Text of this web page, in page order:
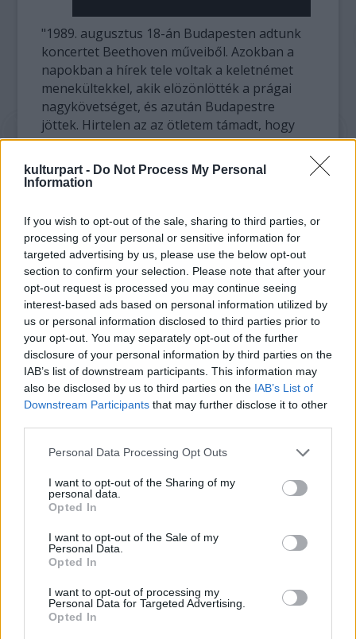
kulturpart - Do Not Process My Personal
Information
If you wish to opt-out of the sale, sharing to third parties, or
processing of your personal or sensitive information for
targeted advertising by us, please use the below opt-out
section to confirm your selection. Please note that after your
opt-out request is processed you may continue seeing
interest-based ads based on personal information utilized by
us or personal information disclosed to third parties prior to
your opt-out. You may separately opt-out of the further
disclosure of your personal information by third parties on the
IAB’s list of downstream participants. This information may
also be disclosed by us to third parties on the IAB’s List of
Downstream Participants that may further disclose it to other
Please note that this website/app uses one or more Google
not limited to your visit or usage behaviour. You may click to
grant or deny consent to Google and its third-party tags to
use your data for below specified purposes in below Google
consent section.
Personal Data Processing Opt Outs
I want to opt-out of the Sharing of my
personal data.
Opted In
I want to opt-out of the Sale of my
Personal Data.
Opted In
I want to opt-out of processing my
Personal Data for Targeted Advertising.
Opted In
"1989. augusztus 18-án Budapesten adtunk
koncertet Beethoven műveiből. Azokban a
napokban a hírek tele voltak a keletnémet
menekültekkel, akik elözönlötték a prágai
nagykövetséget, és azután Budapestre
jöttek. Hirtelen az az ötletem támadt, hogy
hadd hallgassanak Beethovent, és
felajánlottunk nekik négyszáz ingyen jegyet"
- emlékezett vissza Fischer Iván.
megtelt nyugatnémet diplomatákkal, akik
nagyszerű gesztusnak tartották a felajánlást,
mert, mint mondták, mindenki csak beszél
ezekről a keletnémetekről, de nem tesz
semmit értük. A koncert végén arra kérték
ezt a négyszáz fiatalt, hogy másnap reggel
menjenek az osztrák határhoz, ahol egy
pikniket szerveznek.
Ők elterjesztették a hírt sorstársaik között,
és másnap hatszázan meg is jelentek a
felhívott egy német diplomata, és azt mondta,
koncertünk" - tette hozzá Fischer Iván.
"megváltoztatni a világot", csak azt akarta,
hogy ezek a fiatalok meghallgathassák
Beethoven volt az, aki megváltoztatta a
világot, Beethoven indította el a berlini fal